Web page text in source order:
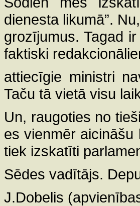
dienesta likumā”.
grozījumus. Tagad
faktiski
attiecīgie ministri
Taču tā vietā visu
Un, raugoties no
es vienmēr aicināšu
tiek izskatīti
Sēdes vadītājs.
J.Dobelis